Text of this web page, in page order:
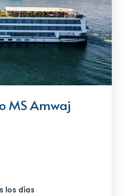
MS Amwaj
los días